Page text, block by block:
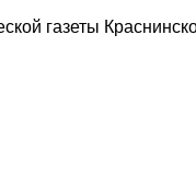
газеты